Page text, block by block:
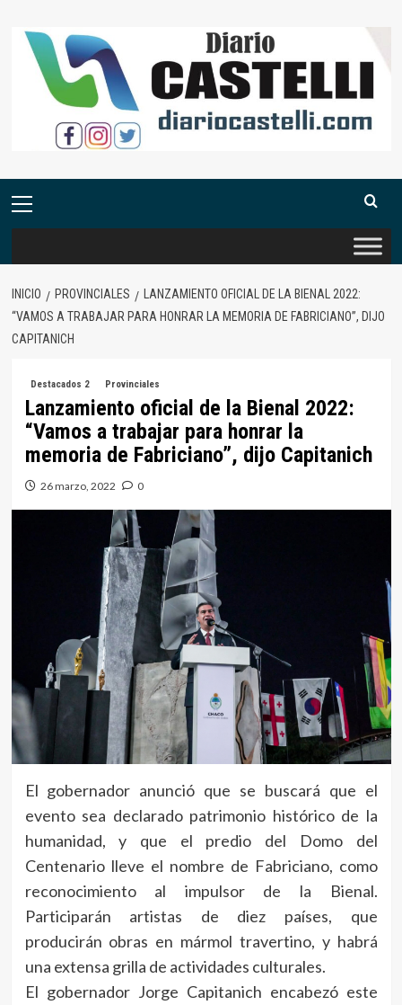
contenido
Menú
INICIO PROVINCIALES
LANZAMIENTO OFICIAL DE LA BIENAL 2022:
“VAMOS A TRABAJAR PARA HONRAR LA MEMORIA DE FABRICIANO”, DIJO
CAPITANICH
Destacados 2 Provinciales
Lanzamiento oficial de la Bienal 2022:
“Vamos a trabajar para honrar la
memoria de Fabriciano”, dijo Capitanich
26 marzo, 2022 0
El gobernador anunció que se buscará que el
evento sea declarado patrimonio histórico de la
humanidad, y que el predio del Domo del
Centenario lleve el nombre de Fabriciano, como
reconocimiento al impulsor de la Bienal.
Participarán artistas de diez países, que
producirán obras en mármol travertino, y habrá
una extensa grilla de actividades culturales.
El gobernador Jorge Capitanich encabezó este